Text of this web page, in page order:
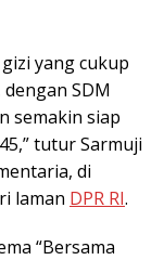
yang cukup
SDM
semakin siap
tutur Sarmuji
di
laman DPR RI.
“Bersama